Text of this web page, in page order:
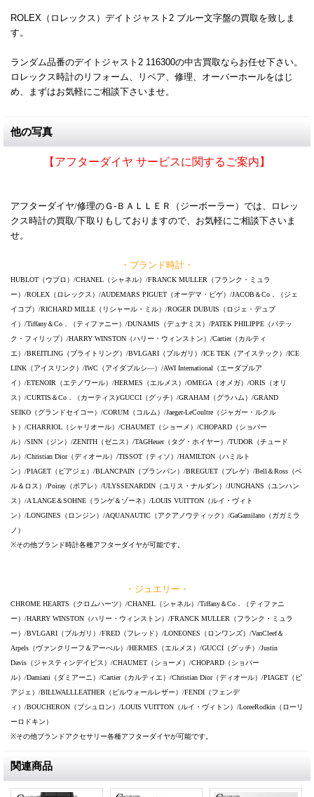
ROLEX（ロレックス）デイトジャスト2 ブルー文字盤の買取を致しま
す。
ランダム品番のデイトジャスト2 116300の中古買取ならお任せ下さい。
ロレックス時計のリフォーム、リペア、修理、オーバーホールをはじ
め、まずはお気軽にご相談下さいませ。
他の写真
【アフターダイヤ サービスに関するご案内】
アフターダイヤ/修理のＧ-ＢＡＬＬＥＲ（ジーボーラー）では、ロレッ
クス時計の買取/下取りもしておりますので、お気軽にご相談下さいま
せ。
・ブランド時計・
HUBLOT（ウブロ）/CHANEL（シャネル）/FRANCK MULLER（フランク・ミュラ
ー）/ROLEX（ロレックス）/AUDEMARS PIGUET（オーデマ・ピゲ）/JACOB＆Co．（ジェ
イコブ）/RICHARD MILLE（リシャール・ミル）/ROGER DUBUIS（ロジェ・デュブ
イ）/Tiffany＆Co．（ティファニー）/DUNAMIS（デュナミス）/PATEK PHILIPPE（パテッ
ク・フィリップ）/HARRY WINSTON（ハリー・ウィンストン）/Cartier（カルティ
エ）/BREITLING（ブライトリング）/BVLGARI（ブルガリ）/ICE TEK（アイステック）/ICE
LINK（アイスリンク）/IWC（アイダブルシ―）/AWI International（エーダブルア
イ）/ETENOIR（エテノワール）/HERMES（エルメス）/OMEGA（オメガ）/ORIS（オリ
ス）/CURTIS＆Co．（カーティス)/GUCCI（グッチ）/GRAHAM（グラハム）/GRAND
SEIKO（グランドセイコー）/CORUM（コルム）/Jaeger-LeCoultre（ジャガー・ルクル
ト）/CHARRIOL（シャリオール）/CHAUMET（ショーメ）/CHOPARD（ショパー
ル）/SINN（ジン）/ZENITH（ゼニス）/TAGHeuer（タグ・ホイヤー）/TUDOR（チュード
ル）/Christian Dior（ディオール）/TISSOT（ティソ）/HAMILTON（ハミルト
ン）/PIAGET（ピアジェ）/BLANCPAIN（ブランパン）/BREGUET（ブレゲ）/Bell＆Ross（ベ
ル＆ロス）/Poiray（ポアレ）/ULYSSENARDIN（ユリス・ナルダン）/JUNGHANS（ユンハン
ス）/A LANGE＆SOHNE（ランゲ＆ゾーネ）/LOUIS VUITTON（ルイ・ヴィト
ン）/LONGINES（ロンジン）/AQUANAUTIC（アクアノウティック）/GaGamilano（ガガミラ
ノ）
※その他ブランド時計各種アフターダイヤが可能です。
・ジュエリー・
CHROME HEARTS（クロムハーツ）/CHANEL（シャネル）/Tiffany＆Co．（ティファニ
ー）/HARRY WINSTON（ハリー・ウィンストン）/FRANCK MULLER（フランク・ミュラ
ー）/BVLGARI（ブルガリ）/FRED（フレッド）/LONEONES（ロンワンズ）/VanCleef＆
Arpels（ヴァンクリーフ＆アーぺル）/HERMES（エルメス）/GUCCI（グッチ）/Justin
Davis（ジャスティンデイビス）/CHAUMET（ショーメ）/CHOPARD（ショパー
ル）/Damiani（ダミアーニ）/Cartier（カルティエ）/Christian Dior（ディオール）/PIAGET（ピ
アジェ）/BILLWALLLEATHER（ビルウォールレザー）/FENDI（フェンデ
ィ）/BOUCHERON（ブシュロン）/LOUIS VUITTON（ルイ・ヴィトン）/LoreeRodkin（ローリ
ーロドキン）
※その他ブランドアクセサリー各種アフターダイヤが可能です。
関連商品